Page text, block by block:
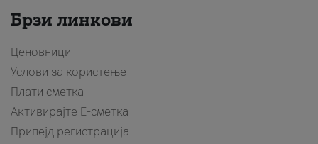
Брзи линкови
Ценовници
Услови за користење
Плати сметка
Активирајте Е-сметка
Припејд регистрација